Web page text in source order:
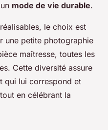
mode de vie durable.
le choix est
une petite photographie
maîtresse, toutes les
Cette diversité assure
qui lui correspond et
en célébrant la